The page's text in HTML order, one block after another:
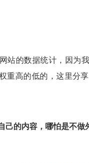
站的数据统计，因为
重高的低的，这里分
己的内容，哪怕是不做